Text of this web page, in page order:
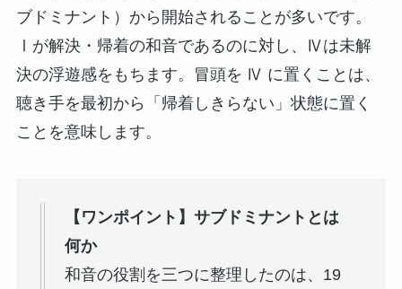
ブドミナント）から開始されることが多いです。
Ⅰが解決・帰着の和音であるのに対し、Ⅳは未解
決の浮遊感をもちます。冒頭を Ⅳ に置くことは、
聴き手を最初から「帰着しきらない」状態に置く
ことを意味します。
【ワンポイント】サブドミナントとは
何か
和音の役割を三つに整理したのは、19